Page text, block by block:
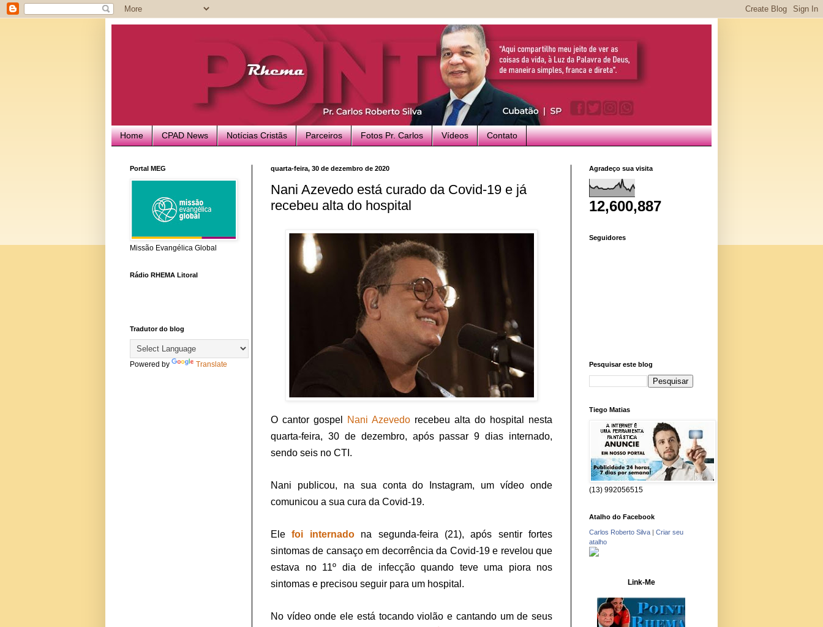
Home CPAD News Notícias Cristãs Parceiros Fotos Pr. Carlos Vídeos Contato
quarta-feira, 30 de dezembro de 2020
Nani Azevedo está curado da Covid-19 e já
recebeu alta do hospital
O cantor gospel Nani Azevedo recebeu alta do hospital nesta
quarta-feira, 30 de dezembro, após passar 9 dias internado,
sendo seis no CTI.
Nani publicou, na sua conta do Instagram, um vídeo onde
comunicou a sua cura da Covid-19.
Elefoi internadona segunda-feira (21), após sentir fortes
sintomas de cansaço em decorrência da Covid-19 e revelou que
estava no 11º dia de infecção quando teve uma piora nos
sintomas e precisou seguir para um hospital.
No vídeo onde ele está tocando violão e cantando um de seus
Portal MEG
Missão Evangélica Global
Rádio RHEMA Litoral
Tradutor do blog
Powered by Translate
Agradeço sua visita
12,600,887
Seguidores
Pesquisar este blog
Tiego Matias
(13) 992056515
Atalho do Facebook
Carlos Roberto Silva | Criar seu
atalho
Link-Me